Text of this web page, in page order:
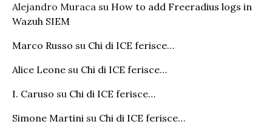
Alejandro Muraca su How to add Freeradius logs in
Wazuh SIEM
Marco Russo su Chi di ICE ferisce…
Alice Leone su Chi di ICE ferisce…
I. Caruso su Chi di ICE ferisce…
Simone Martini su Chi di ICE ferisce…